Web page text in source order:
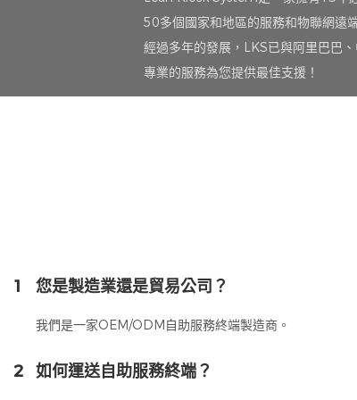
50多個國家和地區的服務和物聯網遠
經過多年的發展，LKS已與阿里巴巴
專業的服務為您提供最佳支援！
1 您是製造業還是貿易公司？
我們是一家OEM/ODM自助服務終端製造商。
2 如何運送自助服務終端？